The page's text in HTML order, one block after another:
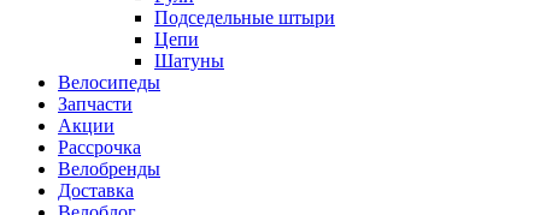
Подседельные штыри
Цепи
Шатуны
Велосипеды
Запчасти
Акции
Рассрочка
Велобренды
Доставка